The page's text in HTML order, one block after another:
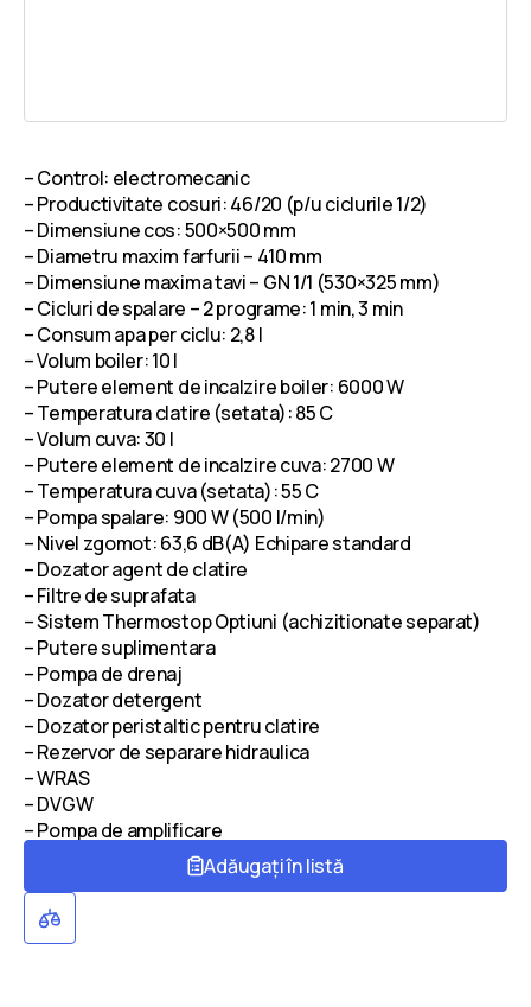
– Control: electromecanic
– Productivitate cosuri: 46/20 (p/u ciclurile 1/2)
– Dimensiune cos: 500×500 mm
– Diametru maxim farfurii – 410 mm
– Dimensiune maxima tavi – GN 1/1 (530×325 mm)
– Cicluri de spalare – 2 programe: 1 min, 3 min
– Consum apa per ciclu: 2,8 l
– Volum boiler: 10 l
– Putere element de incalzire boiler: 6000 W
– Temperatura clatire (setata): 85 C
– Volum cuva: 30 l
– Putere element de incalzire cuva: 2700 W
– Temperatura cuva (setata): 55 C
– Pompa spalare: 900 W (500 l/min)
– Nivel zgomot: 63,6 dB(A) Echipare standard
– Dozator agent de clatire
– Filtre de suprafata
– Sistem Thermostop Optiuni (achizitionate separat)
– Putere suplimentara
– Pompa de drenaj
– Dozator detergent
– Dozator peristaltic pentru clatire
– Rezervor de separare hidraulica
– WRAS
– DVGW
– Pompa de amplificare
Adăugați în listă